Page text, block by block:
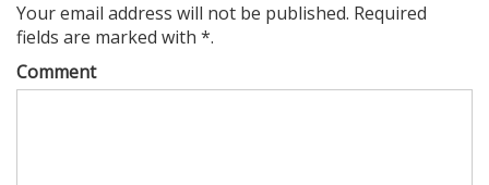
Your email address will not be published. Required
fields are marked with *.
Comment